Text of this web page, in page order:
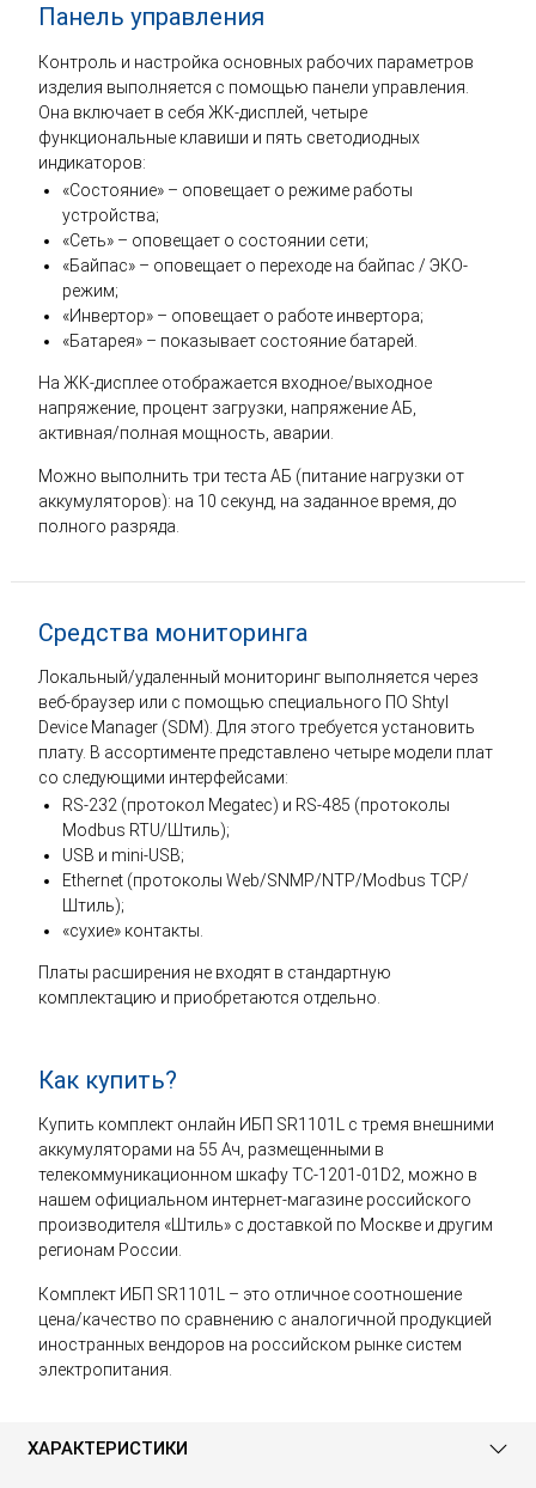
Панель управления
Контроль и настройка основных рабочих параметров
изделия выполняется с помощью панели управления.
Она включает в себя ЖК-дисплей, четыре
функциональные клавиши и пять светодиодных
индикаторов:
«Состояние» – оповещает о режиме работы
устройства;
«Сеть» – оповещает о состоянии сети;
«Байпас» – оповещает о переходе на байпас / ЭКО-
режим;
«Инвертор» – оповещает о работе инвертора;
«Батарея» – показывает состояние батарей.
На ЖК-дисплее отображается входное/выходное
напряжение, процент загрузки, напряжение АБ,
активная/полная мощность, аварии.
Можно выполнить три теста АБ (питание нагрузки от
аккумуляторов): на 10 секунд, на заданное время, до
полного разряда.
Средства мониторинга
Локальный/удаленный мониторинг выполняется через
веб-браузер или с помощью специального ПО Shtyl
Device Manager (SDM). Для этого требуется установить
плату. В ассортименте представлено четыре модели плат
со следующими интерфейсами:
RS-232 (протокол Megatec) и RS-485 (протоколы
Modbus RTU/Штиль);
USB и mini-USB;
Ethernet (протоколы Web/SNMP/NTP/Modbus TCP/
Штиль);
«сухие» контакты.
Платы расширения не входят в стандартную
комплектацию и приобретаются отдельно.
Как купить?
Купить комплект онлайн ИБП SR1101L с тремя внешними
аккумуляторами на 55 Ач, размещенными в
телекоммуникационном шкафу TC-1201-01D2, можно в
нашем официальном интернет-магазине российского
производителя «Штиль» с доставкой по Москве и другим
регионам России.
Комплект ИБП SR1101L – это отличное соотношение
цена/качество по сравнению с аналогичной продукцией
иностранных вендоров на российском рынке систем
электропитания.
ХАРАКТЕРИСТИКИ